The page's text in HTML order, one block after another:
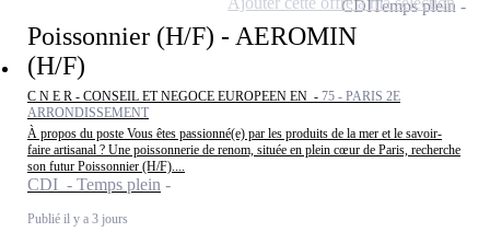
Poissonnier (H/F) - AEROMIN
(H/F)
C N E R - CONSEIL ET NEGOCE EUROPEEN EN - 75 - PARIS 2E
ARRONDISSEMENT
À propos du poste Vous êtes passionné(e) par les produits de la mer et le savoir-
faire artisanal ? Une poissonnerie de renom, située en plein cœur de Paris, recherche
son futur Poissonnier (H/F)....
CDI - Temps plein
Publié il y a 3 jours
CDITemps plein